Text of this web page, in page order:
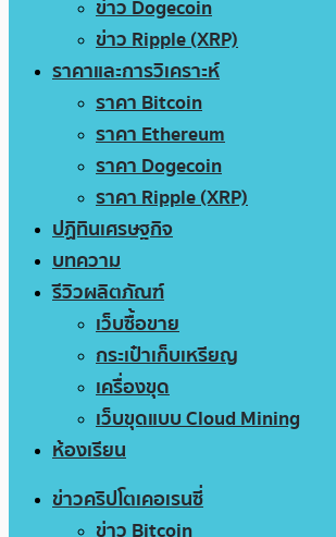
ข่าว Dogecoin
ข่าว Ripple (XRP)
ราคาและการวิเคราะห์
ราคา Bitcoin
ราคา Ethereum
ราคา Dogecoin
ราคา Ripple (XRP)
ปฏิทินเศรษฐกิจ
บทความ
รีวิวผลิตภัณฑ์
เว็บซื้อขาย
กระเป๋าเก็บเหรียญ
เครื่องขุด
เว็บขุดแบบ Cloud Mining
ห้องเรียน
ข่าวคริปโตเคอเรนซี่